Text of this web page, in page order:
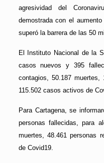
agresividad del
demostrada con el
superó la barrera de las 50
El Instituto Nacional de la
casos nuevos y 395
contagios, 50.187 muertes,
115.502 casos activos de
Para Cartagena, se
personas fallecidas, para
muertes, 48.461 personas
de Covid19.